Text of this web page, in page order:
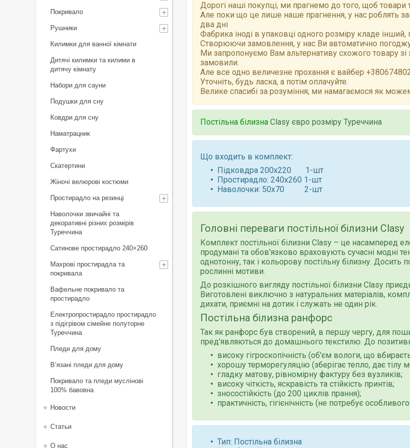
Дорогі наші покупці, ми прагнемо до того, щоб товари
Але поки що це лише наше прагнення, у нас роблять
два дні
Фабрика іноді в упаковці одного розміру кладе
Створюючи замовлення, у нас Ви автоматично
Ми запропонуємо Вам альтернативу схожого товару
замовили.
Але все одно величезне прохання є вайбер
Уточніть, будь ласка, а потім оплачуйте.
Велике спасибі за розуміння, ми намагаємося як
Постільна білизна Clasy євро розміру Туреччина
Що входить в комплект:
Підковдра 200x220 1-шт
Простирадло: 240x260 1-шт
Наволочки: 50x70 2-шт
Головні переваги постільної білизни Clasy
Комплект постільної білизни Clasy – це насамперед
продумані та обов'язково враховують сучасні модні
однотонну, так і кольорову постільну білизну.
рослинні мотиви.
До розкішного вигляду постільної білизни Clasy
Виготовлені виключно з натуральних матеріалів,
дихати, приємні на дотик і служать не один рік.
Постільна білизна ранфорс
Так як ранфорс був створений, в першу чергу, для
пред'являються до домашнього текстилю. До
високу гігроскопічність (об'єм вологи, що
хорошу терморегуляцію (зберігає тепло, дає тілу
гладку матову, рівномірну фактуру без вузликів;
високу чіткість, яскравість та стійкість принтів;
зносостійкість (до 200 циклів прання);
практичність, гігієнічність (не потребує
Тип: Постільна білизна
Покривало
Рушники
Килимки для ванної кімнати
Дитячі килимки та килими в
дитячу кімнату
Набори для сауни
Подушки для сну
Ковдри для сну
Наматрацник
Фартухи
Скатертини
Жіночі велюрові костюми
Простирадло на резинці
Наволочки звичайні та
декоративні різних розмірів
Туреччина
Сатинове простирадло 240×260
Махрові простирадла та
покривала
Вафельне покривало та
простирадло
Електропростирадло простирадло
з підігрівом сімейне полуторне
Туреччина
Пледи для дому
В’язані пледи для дому
Покривало та пледи муслінові
100% бавовна
Новости
Статьи
О нас